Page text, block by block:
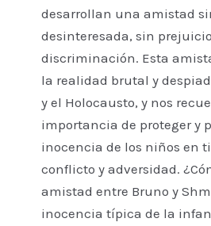
desarrollan una amistad
desinteresada, sin
discriminación. Esta
la realidad brutal y
y el Holocausto, y nos
importancia de proteger y
inocencia de los niños en
conflicto y adversidad.
amistad entre Bruno y
inocencia típica de la